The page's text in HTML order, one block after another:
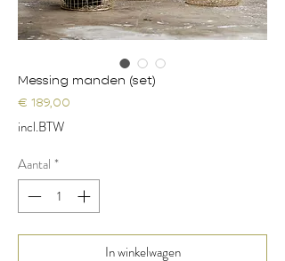
Messing manden (set)
€ 189,00
incl.BTW
Aantal *
In winkelwagen